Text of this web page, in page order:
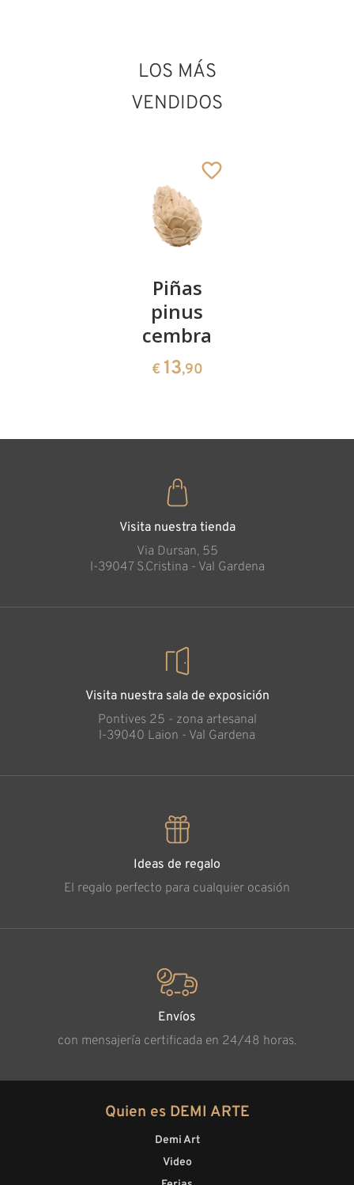
San Marcelo I
Añadido al carrito
LOS MÁS
VENDIDOS
Piñas
pinus
cembra
€ 13,90
Visita nuestra tienda
Via Dursan, 55
l-39047 S.Cristina - Val Gardena
Visita nuestra sala de exposición
Pontives 25 - zona artesanal
l-39040 Laion - Val Gardena
Ideas de regalo
El regalo perfecto para cualquier ocasión
Envíos
con mensajería certificada en 24/48 horas.
Quien es DEMI ARTE
Demi Art
Video